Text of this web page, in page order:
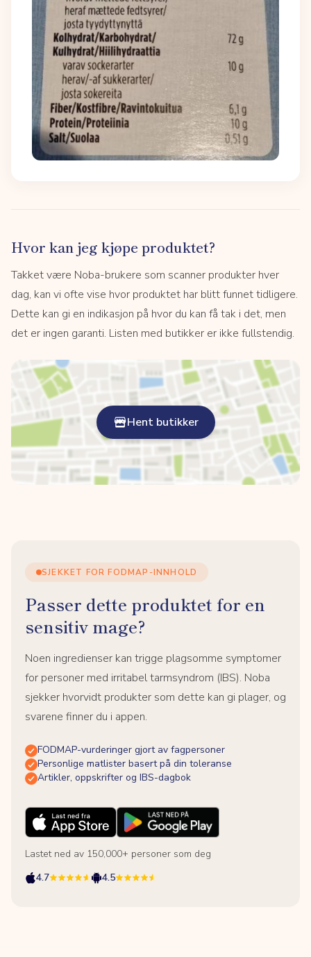
Hvor kan jeg kjøpe produktet?
Takket være Noba-brukere som scanner produkter hver
dag, kan vi ofte vise hvor produktet har blitt funnet tidligere.
Dette kan gi en indikasjon på hvor du kan få tak i det, men
det er ingen garanti. Listen med butikker er ikke fullstendig.
Hent butikker
SJEKKET FOR FODMAP-INNHOLD
Passer dette produktet for en
sensitiv mage?
Noen ingredienser kan trigge plagsomme symptomer
for personer med irritabel tarmsyndrom (IBS). Noba
sjekker hvorvidt produkter som dette kan gi plager, og
svarene finner du i appen.
FODMAP-vurderinger gjort av fagpersoner
Personlige matlister basert på din toleranse
Artikler, oppskrifter og IBS-dagbok
Lastet ned av 150,000+ personer som deg
4.7
4.5